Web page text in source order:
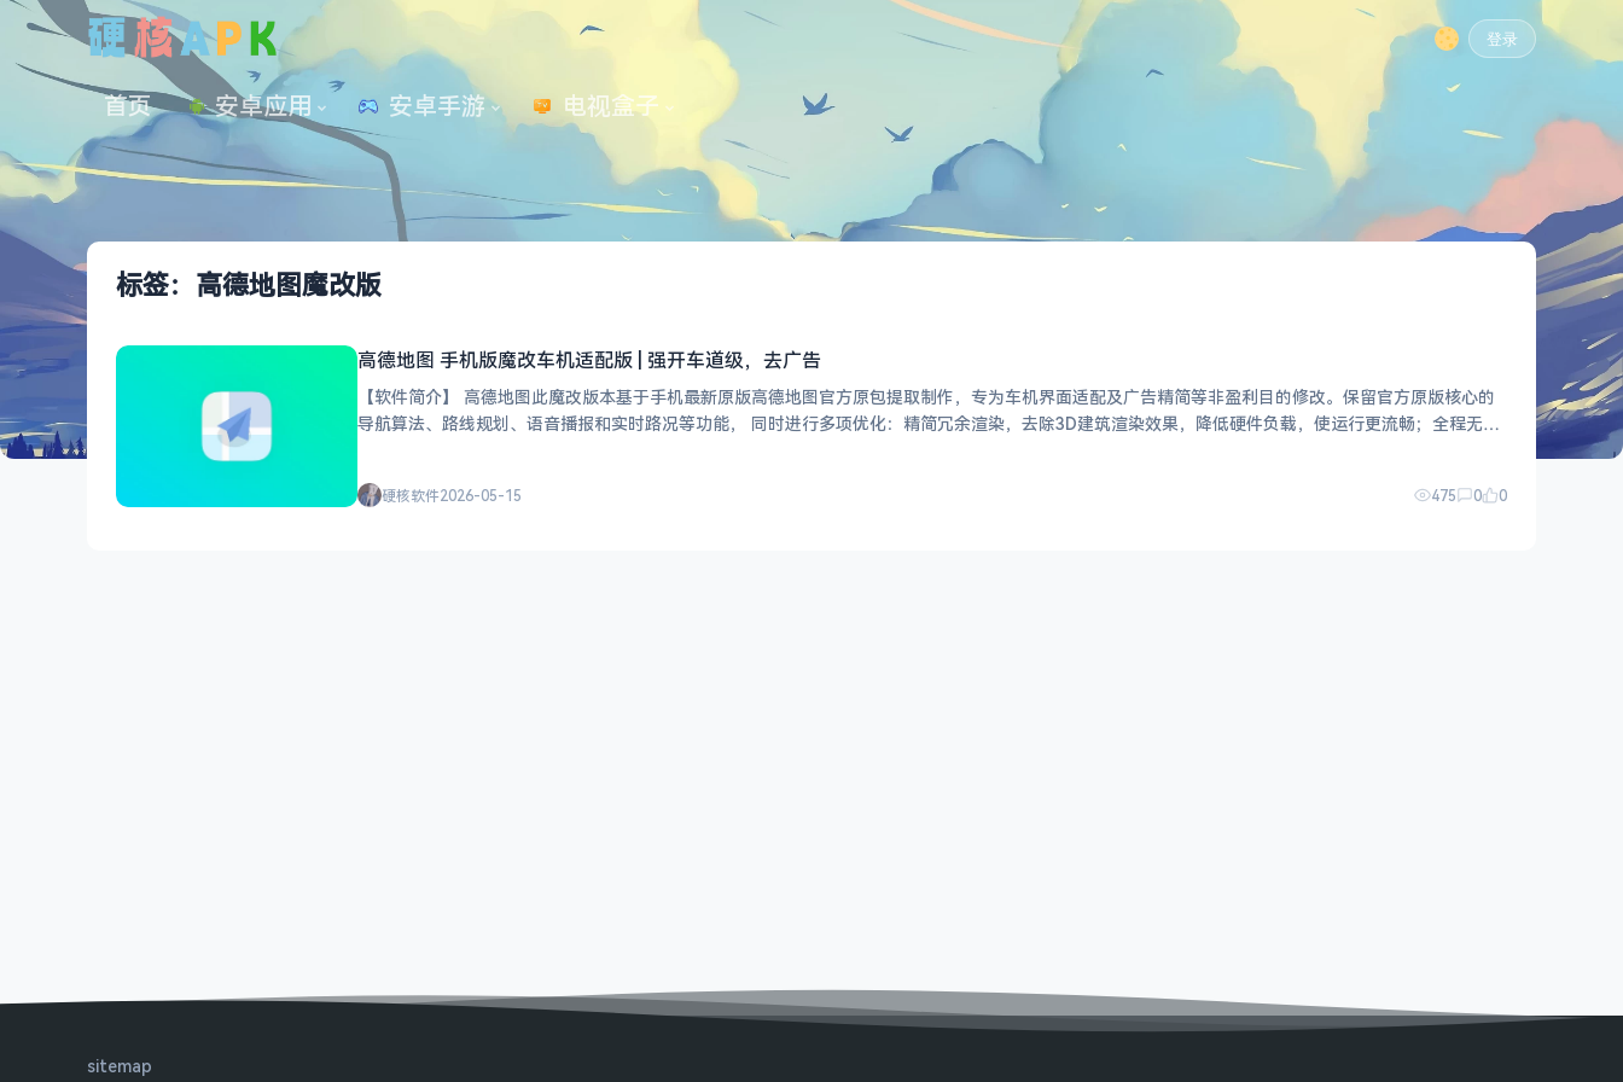
登录
首页 安卓应用 安卓手游 电视盒子
标签：高德地图魔改版
高德地图 手机版魔改车机适配版 | 强开车道级，去广告
【软件简介】 高德地图此魔改版本基于手机最新原版高德地图官方原包提取制作，专为车机界面适配及广告精简等非盈利目的修改。保留官方原版核心的
导航算法、路线规划、语音播报和实时路况等功能， 同时进行多项优化：精简冗余渲染，去除3D建筑渲染效果，降低硬件负载，使运行更流畅；全程无广
硬核软件2026-05-15 475 0 0
sitemap